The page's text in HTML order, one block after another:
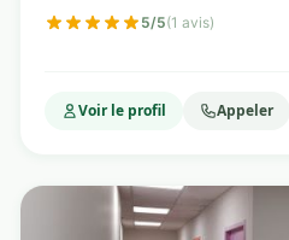
5/5(1 avis)
Voir le profil Appeler